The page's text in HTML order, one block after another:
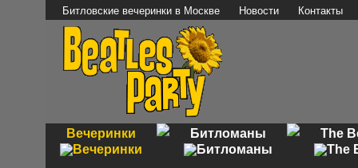
Битловские вечеринки в Москве Новости Контакты
Вечеринки Битломаны The